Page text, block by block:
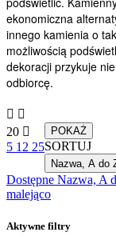
ekonomiczna
innego kamienia o
możliwością
dekoracji przykuje
odbiorcę.
 
POKAŻ
20 
5 12 25SORTUJ
Nazwa, A do
Dostępne Nazwa, A
malejąco
Aktywne filtry